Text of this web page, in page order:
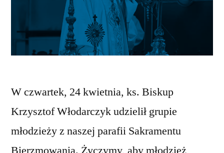
W czwartek, 24 kwietnia, ks. Biskup
Krzysztof Włodarczyk udzielił grupie
młodzieży z naszej parafii Sakramentu